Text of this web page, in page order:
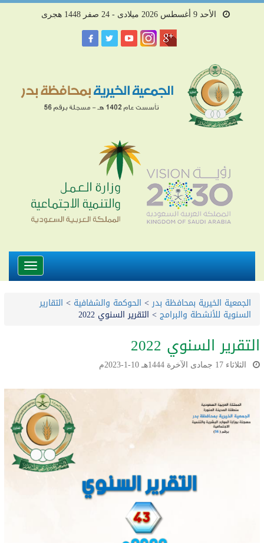
الأحد 9 أغسطس 2026 ميلادى - 24 صفر 1448 هجرى
Toggle
الجمعية الخيرية بمحافظة بدر> الحوكمة والشفافية > التقارير
السنوية للأنشطة والبرامج> التقرير السنوي 2022
التقرير السنوي 2022
الثلاثاء 17 جمادى الآخرة 1444هـ 10-1-2023م